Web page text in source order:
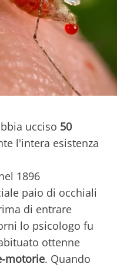
ucciso 50
l'intera esistenza
1896
paio di occhiali
di entrare
lo psicologo fu
ottenne
motorie. Quando